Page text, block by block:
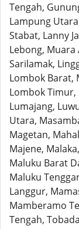
Tengah,
Lampung
Stabat, Lanny
Lebong, Muara
Sarilamak,
Lombok Barat,
Lombok Timur,
Lumajang,
Utara,
Magetan,
Majene,
Maluku Barat
Maluku
Langgur,
Mamberamo
Tengah,